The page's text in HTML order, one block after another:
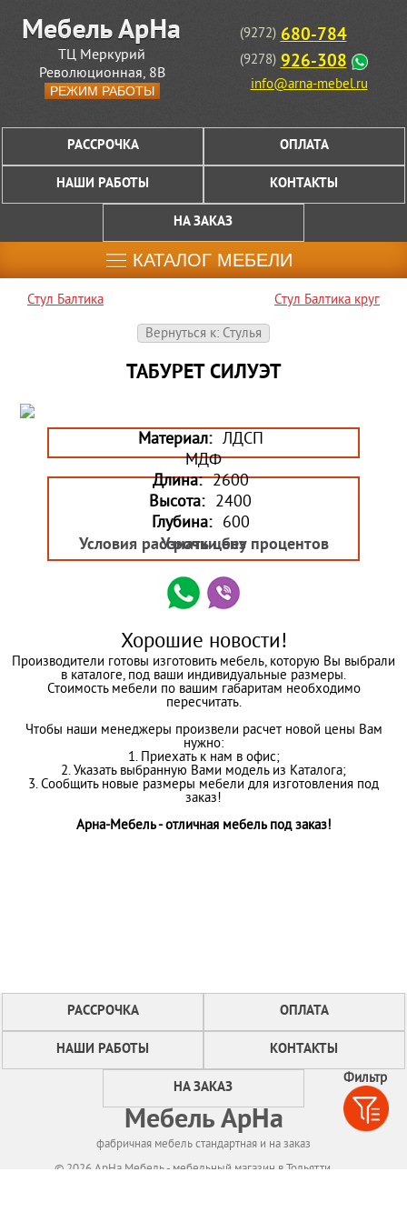
Фильтр
ТЦ Меркурий
Революционная, 8В
РЕЖИМ РАБОТЫ
(9272) 680-784
(9278) 926-308
info@arna-mebel.ru
РАССРОЧКА ОПЛАТА
НАШИ РАБОТЫ КОНТАКТЫ
НА ЗАКАЗ
КАТАЛОГ МЕБЕЛИ
Стул Балтика
Стул Балтика круг
Вернуться к: Стулья
ТАБУРЕТ СИЛУЭТ
Материал: ЛДСП
МДФ
Длина: 2600
Высота: 2400
Глубина: 600
Узнать цену
Условия рассрочки без процентов
Хорошие новости!
Производители готовы изготовить мебель, которую Вы выбрали
в каталоге, под ваши индивидуальные размеры.
Стоимость мебели по вашим габаритам необходимо
пересчитать.
Чтобы наши менеджеры произвели расчет новой цены Вам
нужно:
1. Приехать к нам в офис;
2. Указать выбранную Вами модель из Каталога;
3. Сообщить новые размеры мебели для изготовления под
заказ!
Арна-Мебель - отличная мебель под заказ!
РАССРОЧКА ОПЛАТА
НАШИ РАБОТЫ КОНТАКТЫ
НА ЗАКАЗ
Мебель АрНа
фабричная мебель стандартная и на заказ
© 2026 АрНа Мебель - мебельный магазин в Тольятти